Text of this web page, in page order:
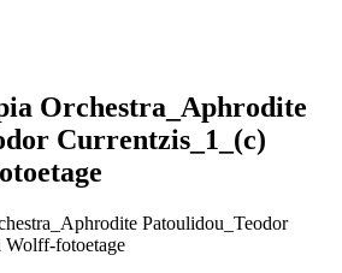
Orchestra_Aphrodite
Currentzis_1_(c)